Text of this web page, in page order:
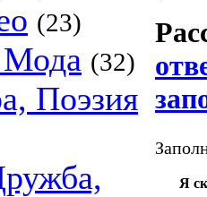
(23)
Мода (32)
Поэзия
Я